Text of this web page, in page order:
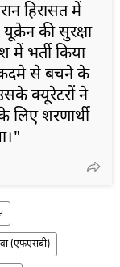
हिरासत में
की सुरक्षा
भर्ती किया
से बचने के
क्यूरेटरों ने
शरणार्थी
(एफएसबी)